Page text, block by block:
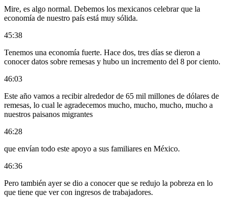
Mire, es algo normal. Debemos los mexicanos celebrar que la
economía de nuestro país está muy sólida.
45:38
Tenemos una economía fuerte. Hace dos, tres días se dieron a
conocer datos sobre remesas y hubo un incremento del 8 por ciento.
46:03
Este año vamos a recibir alrededor de 65 mil millones de dólares de
remesas, lo cual le agradecemos mucho, mucho, mucho, mucho a
nuestros paisanos migrantes
46:28
que envían todo este apoyo a sus familiares en México.
46:36
Pero también ayer se dio a conocer que se redujo la pobreza en lo
que tiene que ver con ingresos de trabajadores.